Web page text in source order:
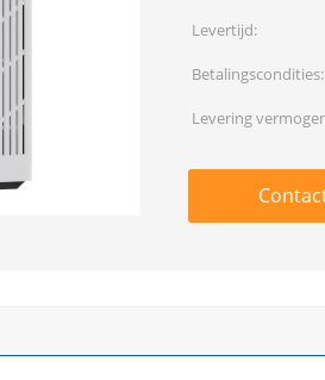
Levertijd:
Betalingscondities:
Levering